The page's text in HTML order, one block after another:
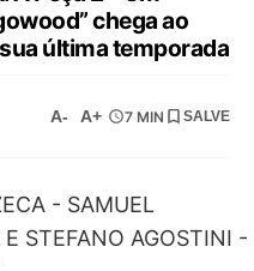
chega ao
última temporada
A- A+ 7 MIN SALVE